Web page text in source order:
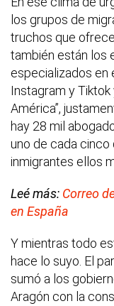
los grupos de
truchos que
también están los
especializados en
Instagram y Tiktok
América”,
hay 28 mil
uno de cada
inmigrantes ellos
Leé más: Correo
en España
Y mientras todo
hace lo suyo. El
sumó a los
Aragón con la